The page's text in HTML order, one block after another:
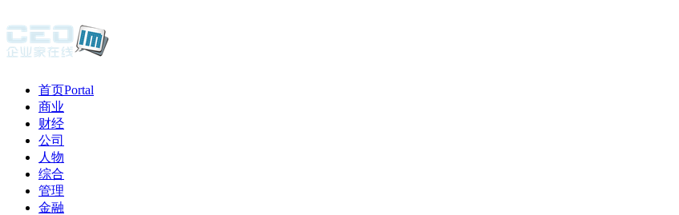
首页Portal
商业
财经
公司
人物
综合
管理
金融